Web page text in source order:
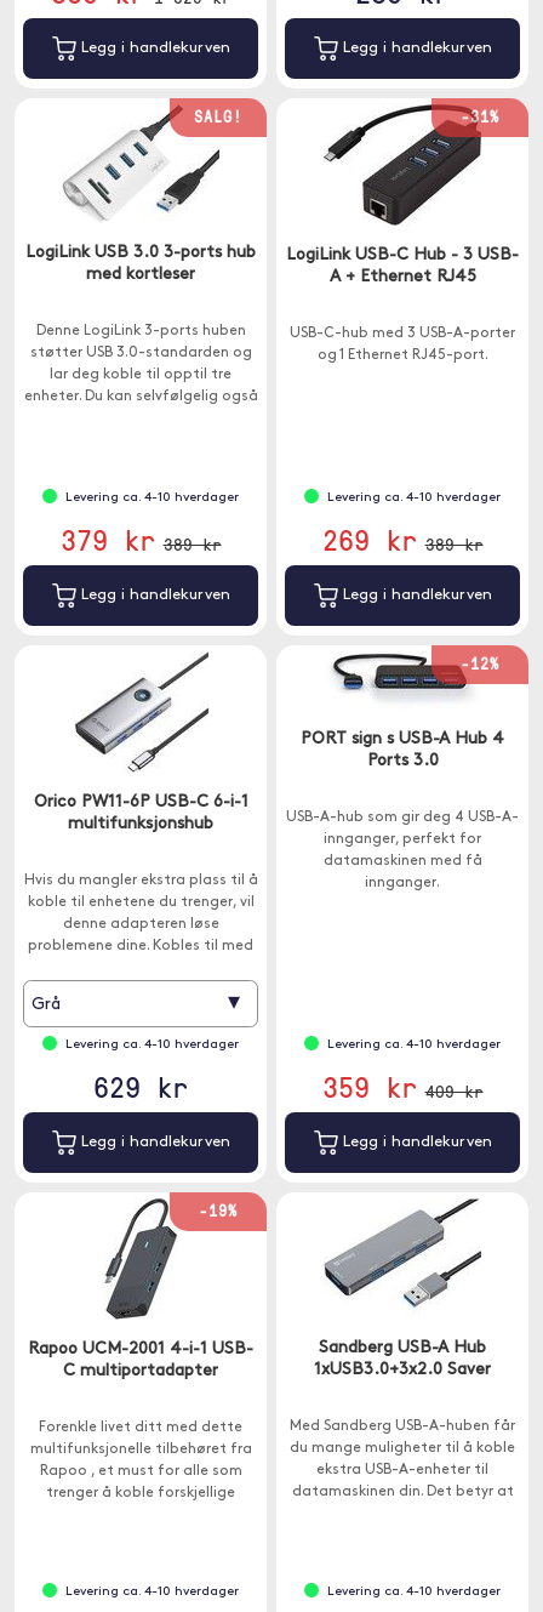
Legg i handlekurven Legg i handlekurven
SALG!
LogiLink USB 3.0 3-ports hub
med kortleser
Denne LogiLink 3-ports huben
støtter USB 3.0-standarden og
lar deg koble til opptil tre
enheter. Du kan selvfølgelig også
Levering ca. 4-10 hverdager
379 kr 389 kr
Legg i handlekurven
-31%
LogiLink USB-C Hub - 3 USB-
A + Ethernet RJ45
USB-C-hub med 3 USB-A-porter
og 1 Ethernet RJ45-port.
Levering ca. 4-10 hverdager
269 kr 389 kr
Legg i handlekurven
Orico PW11-6P USB-C 6-i-1
multifunksjonshub
Hvis du mangler ekstra plass til å
koble til enhetene du trenger, vil
denne adapteren løse
problemene dine. Kobles til med
Grå ▾
Levering ca. 4-10 hverdager
629 kr
Legg i handlekurven
-12%
PORT sign s USB-A Hub 4
Ports 3.0
USB-A-hub som gir deg 4 USB-A-
innganger, perfekt for
datamaskinen med få
innganger.
Levering ca. 4-10 hverdager
359 kr 409 kr
Legg i handlekurven
-19%
Rapoo UCM-2001 4-i-1 USB-
C multiportadapter
Forenkle livet ditt med dette
multifunksjonelle tilbehøret fra
Rapoo , et must for alle som
trenger å koble forskjellige
Levering ca. 4-10 hverdager
Sandberg USB-A Hub
1xUSB3.0+3x2.0 Saver
Med Sandberg USB-A-huben får
du mange muligheter til å koble
ekstra USB-A-enheter til
datamaskinen din. Det betyr at
Levering ca. 4-10 hverdager